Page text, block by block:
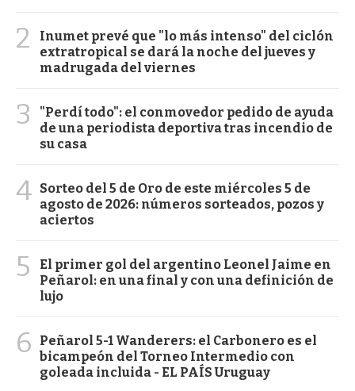
2
Inumet prevé que "lo más intenso" del ciclón
extratropical se dará la noche del jueves y
madrugada del viernes
3
"Perdí todo": el conmovedor pedido de ayuda
de una periodista deportiva tras incendio de
su casa
4 Sorteo del 5 de Oro de este miércoles 5 de
agosto de 2026: números sorteados, pozos y
aciertos
5
El primer gol del argentino Leonel Jaime en
Peñarol: en una final y con una definición de
lujo
6
Peñarol 5-1 Wanderers: el Carbonero es el
bicampeón del Torneo Intermedio con
goleada incluida - EL PAÍS Uruguay